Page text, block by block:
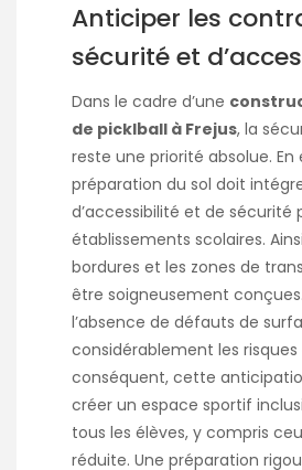
Anticiper les
sécurité et
Dans le cadre d’une
de picklball à Frejus, la
reste une priorité absolue. En
préparation du sol doit
d’accessibilité et de sécurité
établissements scolaires.
bordures et les zones de
être soigneusement
l’absence de défauts de
considérablement les
conséquent, cette
créer un espace sportif
tous les élèves, y compris
réduite. Une préparation